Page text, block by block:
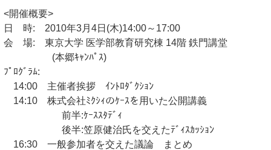
<開催概要>
日 時: 2010年3月4日(木)14:00～17:00
会 場: 東京大学 医学部教育研究棟 14階 鉄門講堂
(本郷ｷｬﾝﾊﾟｽ)
ﾌﾟﾛｸﾞﾗﾑ:
14:00 主催者挨拶 ｲﾝﾄﾛﾀﾞｸｼｮﾝ
14:10 株式会社ﾐｸｼｨのｹｰｽを用いた公開講義
前半:ｹｰｽｽﾀﾃﾞｨ
後半:笠原健治氏を交えたﾃﾞｨｽｶｯｼｮﾝ
16:30 一般参加者を交えた議論 まとめ